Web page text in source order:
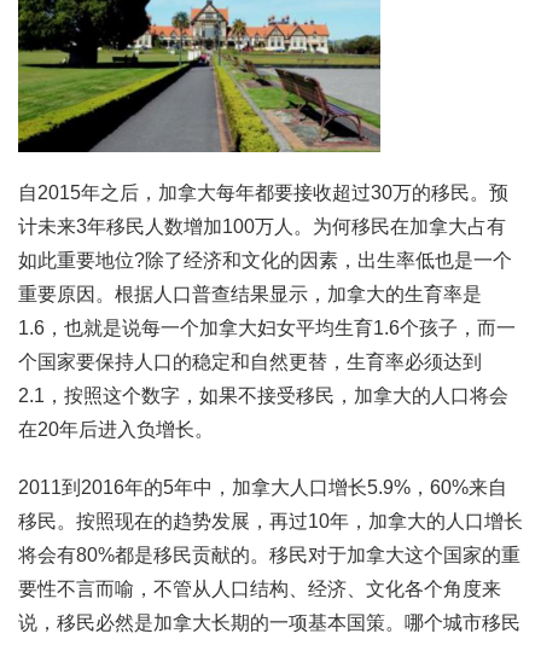
自2015年之后，加拿大每年都要接收超过30万的移民。预
计未来3年移民人数增加100万人。为何移民在加拿大占有
如此重要地位?除了经济和文化的因素，出生率低也是一个
重要原因。根据人口普查结果显示，加拿大的生育率是
1.6，也就是说每一个加拿大妇女平均生育1.6个孩子，而一
个国家要保持人口的稳定和自然更替，生育率必须达到
2.1，按照这个数字，如果不接受移民，加拿大的人口将会
在20年后进入负增长。
2011到2016年的5年中，加拿大人口增长5.9%，60%来自
移民。按照现在的趋势发展，再过10年，加拿大的人口增长
将会有80%都是移民贡献的。移民对于加拿大这个国家的重
要性不言而喻，不管从人口结构、经济、文化各个角度来
说，移民必然是加拿大长期的一项基本国策。哪个城市移民